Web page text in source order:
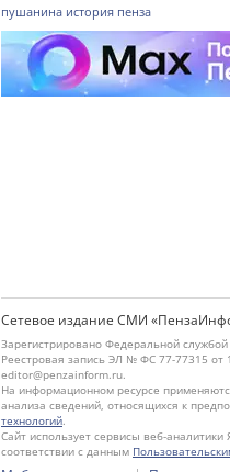
пушанина история пенза
Сетевое издание СМИ
Зарегистрировано Федеральной
Реестровая запись ЭЛ № ФС 77-77315
editor@penzainform.ru.
На информационном ресурсе
анализа сведений, относящихся к
технологий.
Сайт использует сервисы веб-
соответствии с данным